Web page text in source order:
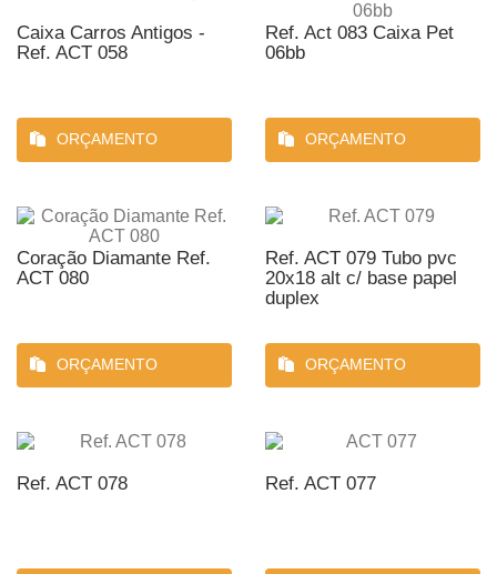
Caixa Carros Antigos -
Ref. ACT 058
ORÇAMENTO
Ref. Act 083 Caixa Pet
06bb
ORÇAMENTO
Coração Diamante Ref.
ACT 080
ORÇAMENTO
Ref. ACT 079 Tubo pvc
20x18 alt c/ base papel
duplex
ORÇAMENTO
Ref. ACT 078 Ref. ACT 077